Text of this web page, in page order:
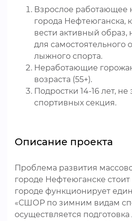
Взрослое работающее
города Нефтеюганска,
вести активный образ,
для самостоятельного
лыжного спорта.
Неработающие
возраста (55+).
Подростки 14-16 лет, не
спортивных секция.
Описание проекта
Проблема развития
городе Нефтеюганске стоит
городе функционирует
«СШОР по зимним видам
осуществляется